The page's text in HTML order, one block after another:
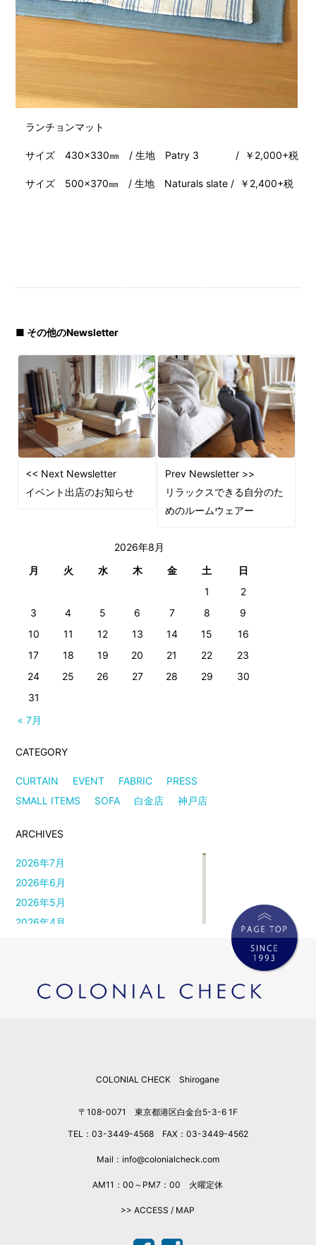
ランチョンマット
サイズ 430×330㎜ / 生地 Patry 3 / ￥2,000+税
サイズ 500×370㎜ / 生地 Naturals slate / ￥2,400+税
■ その他のNewsletter
<< Next Newsletter
イベント出店のお知らせ
Prev Newsletter >>
リラックスできる自分のた
めのルームウェアー
2026年8月
月
火 水 木 金 土 日
« 7月
1
2
3
4 5 6 7 8
9
10
11 12 13 14 15
16
17
18 19 20 21 22
23
24
25 26 27 28 29
30
31
CATEGORY
CURTAIN EVENT FABRIC
PRESS
SMALL ITEMS
SOFA 白金店 神戸店
ARCHIVES
2026年7月
2026年6月
2026年5月
2026年4月
2026年1月
2025年12月
COLONIAL CHECK Shirogane
〒108-0071 東京都港区白金台5-3-6 1F
TEL：03-3449-4568 FAX：03-3449-4562
Mail：info@colonialcheck.com
AM11：00～PM7：00 火曜定休
>> ACCESS / MAP